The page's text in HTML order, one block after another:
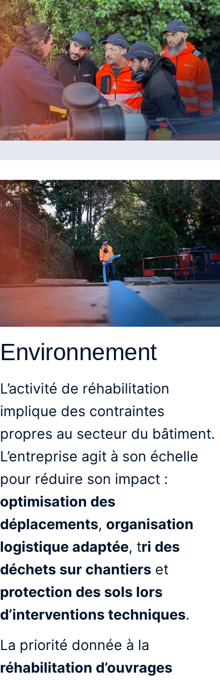
Environnement
L’activité de réhabilitation
implique des contraintes
propres au secteur du bâtiment.
L’entreprise agit à son échelle
pour réduire son impact :
optimisation des
déplacements, organisation
logistique adaptée, tri des
déchets sur chantiers et
protection des sols lors
d’interventions techniques.
La priorité donnée à la
réhabilitation d’ouvrages